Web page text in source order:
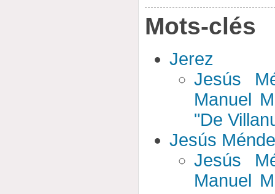
Mots-clés
Jerez
Jesús
Manuel
"De
Jesús
Jesús
Manuel